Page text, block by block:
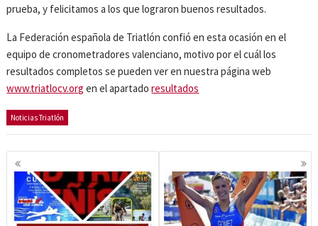
prueba, y felicitamos a los que lograron buenos resultados.
La Federación española de Triatlón confió en esta ocasión en el
equipo de cronometradores valenciano, motivo por el cuál los
resultados completos se pueden ver en nuestra página web
www.triatlocv.org en el apartadoresultados
Noticias Triatlón
Navegación
de
entradas